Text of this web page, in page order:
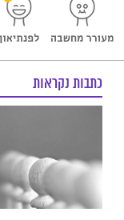
כתבות נקראות